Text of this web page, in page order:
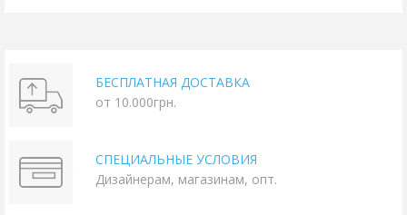
БЕСПЛАТНАЯ ДОСТАВКА
от 10.000грн.
СПЕЦИАЛЬНЫЕ УСЛОВИЯ
Дизайнерам, магазинам, опт.